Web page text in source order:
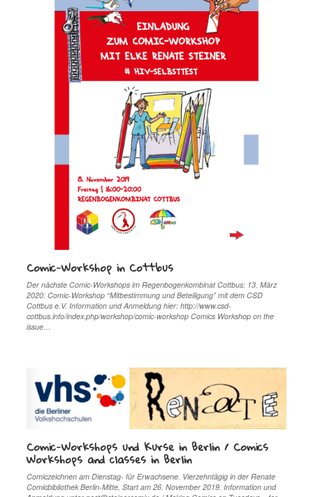
Comic-Workshop in Cottbus
Der nächste Comic-Workshops im Regenbogenkombinat Cottbus: 13. März
2020: Comic-Workshop “Mitbestimmung und Beteiligung” mit dem CSD
Cottbus e.V. Information und Anmeldung hier: http://www.csd-
cottbus.info/index.php/workshop/comic-workshop Comics Workshop on the
issue…
Comic-Workshops und Kurse in Berlin / Comics
Workshops and classes in Berlin
Comiczeichnen am Dienstag- für Erwachsene. Vierzehntägig in der Renate
Comicbibliothek Berlin-Mitte, Start am 26. November 2019. Information und